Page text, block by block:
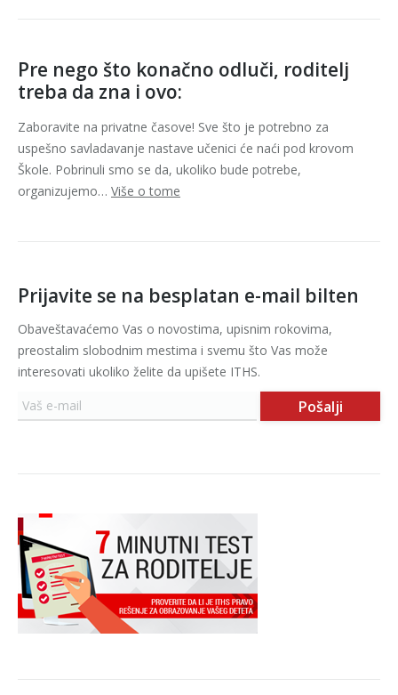
Pre nego što konačno odluči, roditelj
treba da zna i ovo:
Zaboravite na privatne časove! Sve što je potrebno za
uspešno savladavanje nastave učenici će naći pod krovom
Škole. Pobrinuli smo se da, ukoliko bude potrebe,
organizujemo… Više o tome
Prijavite se na besplatan e-mail bilten
Obaveštavaćemo Vas o novostima, upisnim rokovima,
preostalim slobodnim mestima i svemu što Vas može
interesovati ukoliko želite da upišete ITHS.